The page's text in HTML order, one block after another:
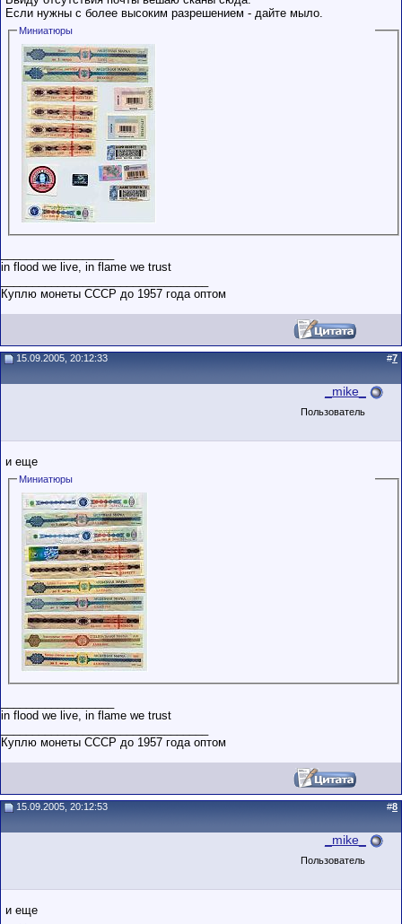
Если нужны с более высоким разрешением - дайте мыло.
Миниатюры
in flood we live, in flame we trust
Куплю монеты СССР до 1957 года оптом
15.09.2005, 20:12:33 #7
_mike_
Пользователь
и еще
Миниатюры
in flood we live, in flame we trust
Куплю монеты СССР до 1957 года оптом
15.09.2005, 20:12:53 #8
_mike_
Пользователь
и еще